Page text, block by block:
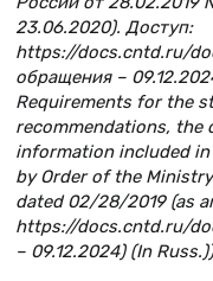
23.06.2020). Доступ:
https://docs.cntd.ru/
обращения –
Requirements for the
recommendations,
information included
by Order of the
dated 02/28/2019 (as
https://docs.cntd.ru/
– 09.12.2024) (In